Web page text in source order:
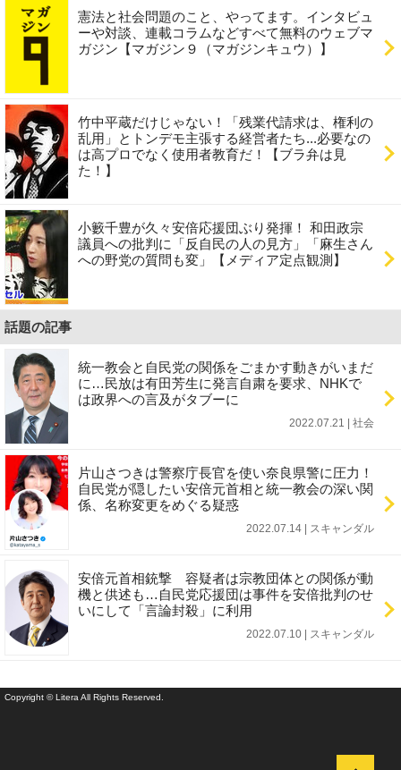
憲法と社会問題のこと、やってます。インタビュ
ーや対談、連載コラムなどすべて無料のウェブマ
ガジン【マガジン９（マガジンキュウ）】
竹中平蔵だけじゃない！「残業代請求は、権利の
乱用」とトンデモ主張する経営者たち...必要なの
は高プロでなく使用者教育だ！【ブラ弁は見
た！】
小籔千豊が久々安倍応援団ぶり発揮！ 和田政宗
議員への批判に「反自民の人の見方」「麻生さん
への野党の質問も変」【メディア定点観測】
話題の記事
統一教会と自民党の関係をごまかす動きがいまだ
に…民放は有田芳生に発言自粛を要求、NHKで
は政界への言及がタブーに
2022.07.21 | 社会
片山さつきは警察庁長官を使い奈良県警に圧力！
自民党が隠したい安倍元首相と統一教会の深い関
係、名称変更をめぐる疑惑
2022.07.14 | スキャンダル
安倍元首相銃撃 容疑者は宗教団体との関係が動
機と供述も…自民党応援団は事件を安倍批判のせ
いにして「言論封殺」に利用
2022.07.10 | スキャンダル
Copyright © Litera All Rights Reserved.